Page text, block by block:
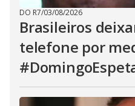
DO R7/03/08/2026
Brasileiros
telefone por